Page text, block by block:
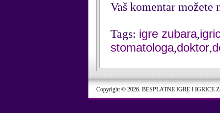
Vaš komentar možete
Tags: igre zubara,
stomatologa,doktor,
Copyright © 2026. BESPLATNE IGRE I IGRICE